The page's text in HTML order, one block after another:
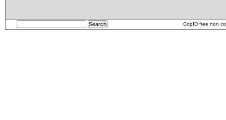
CopID free non